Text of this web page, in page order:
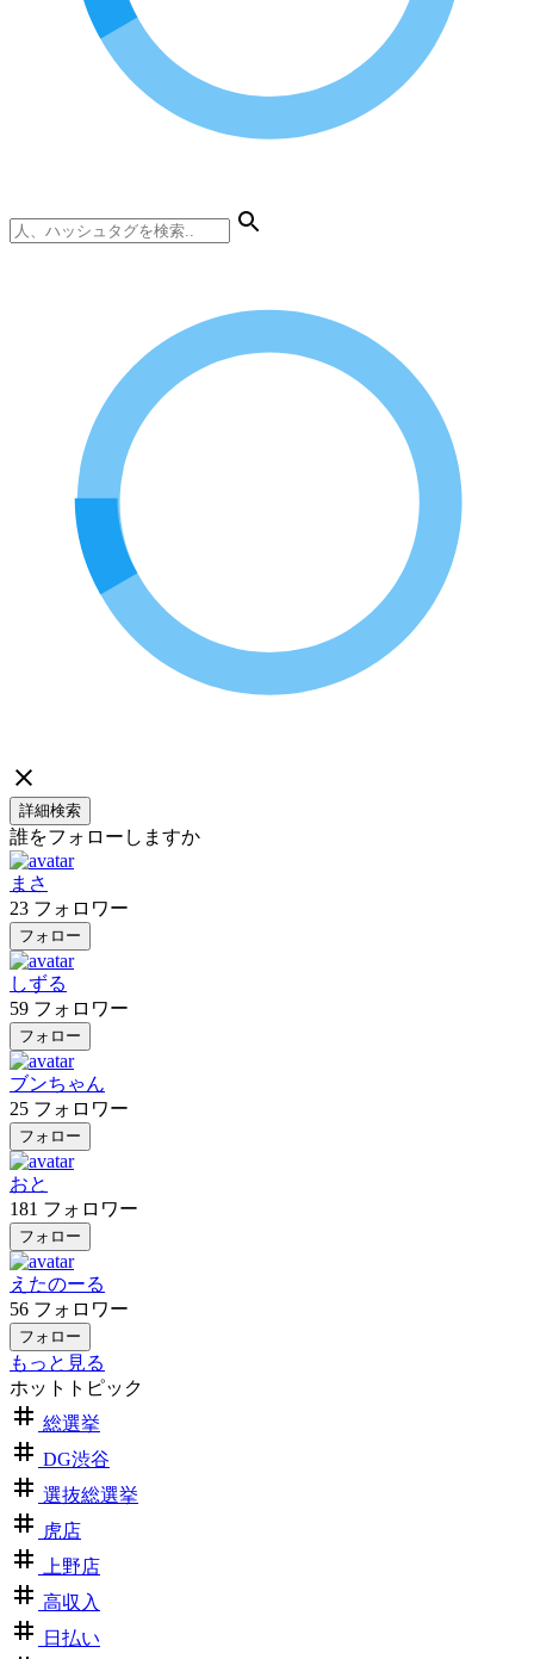
詳細検索
誰をフォローしますか
まさ
23 フォロワー
フォロー
しずる
59 フォロワー
フォロー
ブンちゃん
25 フォロワー
フォロー
おと
181 フォロワー
フォロー
えたのーる
56 フォロワー
フォロー
もっと見る
ホットトピック
総選挙
DG渋谷
選抜総選挙
虎店
上野店
高収入
日払い